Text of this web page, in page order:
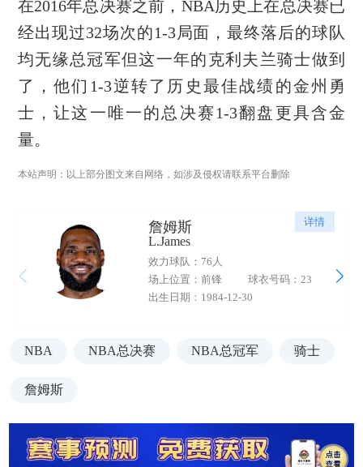
在2016年总决赛之前，NBA历史上在总决赛已
经出现过32场次的1-3局面，最终落后的球队
均无缘总冠军但这一年的克利夫兰骑士做到
了，他们1-3逆转了历史最佳战绩的金州勇
士，让这一唯一的总决赛1-3翻盘更具含金
量。
本站声明：以上部分图文来自网络，如涉及侵权请联系平台删除
详情
詹姆斯
L.James
效力球队：76人
场上位置：前锋
球衣号码：23
出生日期：1984-12-30
NBA NBA总决赛 NBA总冠军 骑士
詹姆斯